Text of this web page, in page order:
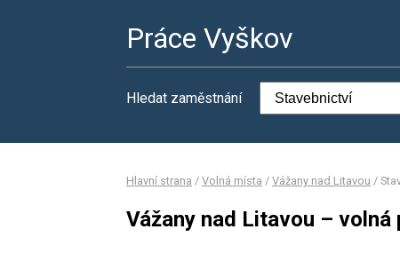
Práce Vyškov
Hledat zaměstnání
Hlavní strana / Volná místa / Vážany nad Litavou /
Vážany nad Litavou –